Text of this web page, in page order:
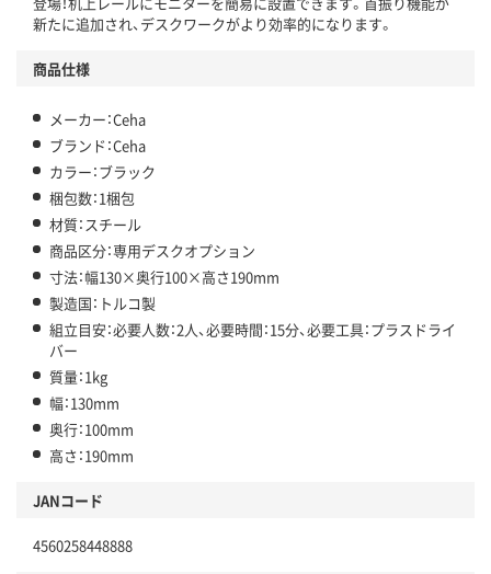
新たに追加され、デスクワークがより効率的になります。
商品仕様
メーカー：Ceha
ブランド：Ceha
カラー：ブラック
梱包数：1梱包
材質：スチール
商品区分：専用デスクオプション
寸法：幅130×奥行100×高さ190mm
製造国：トルコ製
組立目安：必要人数：2人、必要時間：15分、必要工具：プラスドライ
バー
質量：1kg
幅：130mm
奥行：100mm
高さ：190mm
JANコード
4560258448888